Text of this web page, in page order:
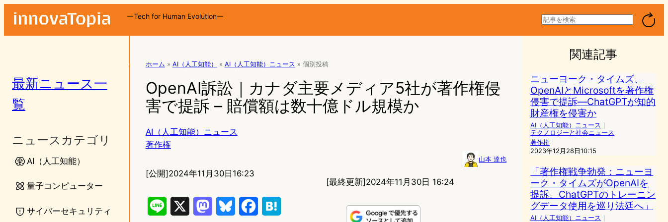
ーTech for Human Evolutionー
検
索
最新ニュース一
覧
ニュースカテゴリ
AI（人工知能）
量子コンピューター
サイバーセキュリティ
ホーム » AI（人工知能） » AI（人工知能）ニュース » 個別投稿
OpenAI訴訟｜カナダ主要メディア5社が著作権侵
害で提訴 – 賠償額は数十億ドル規模か
AI（人工知能）ニュース
著作権
山本 達也
[公開]2024年11月30日16:23
[最終更新]2024年11月30日 16:24
関連記事
ニューヨーク・タイムズ、
OpenAIとMicrosoftを著作権
侵害で提訴―ChatGPTが知的
財産権を侵害か
AI（人工知能）ニュース ｜
テクノロジーと社会ニュース
著作権
2023年12月28日10:15
「著作権戦争勃発：ニューヨ
ーク・タイムズがOpenAIを
提訴、ChatGPTのトレーニン
グデータ使用を巡り法廷へ」
AI（人工知能）ニュース ｜